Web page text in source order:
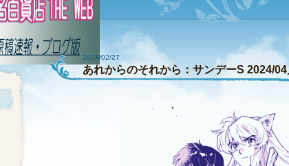
あれからのそれから：サンデーS 2024/
2024/02/27